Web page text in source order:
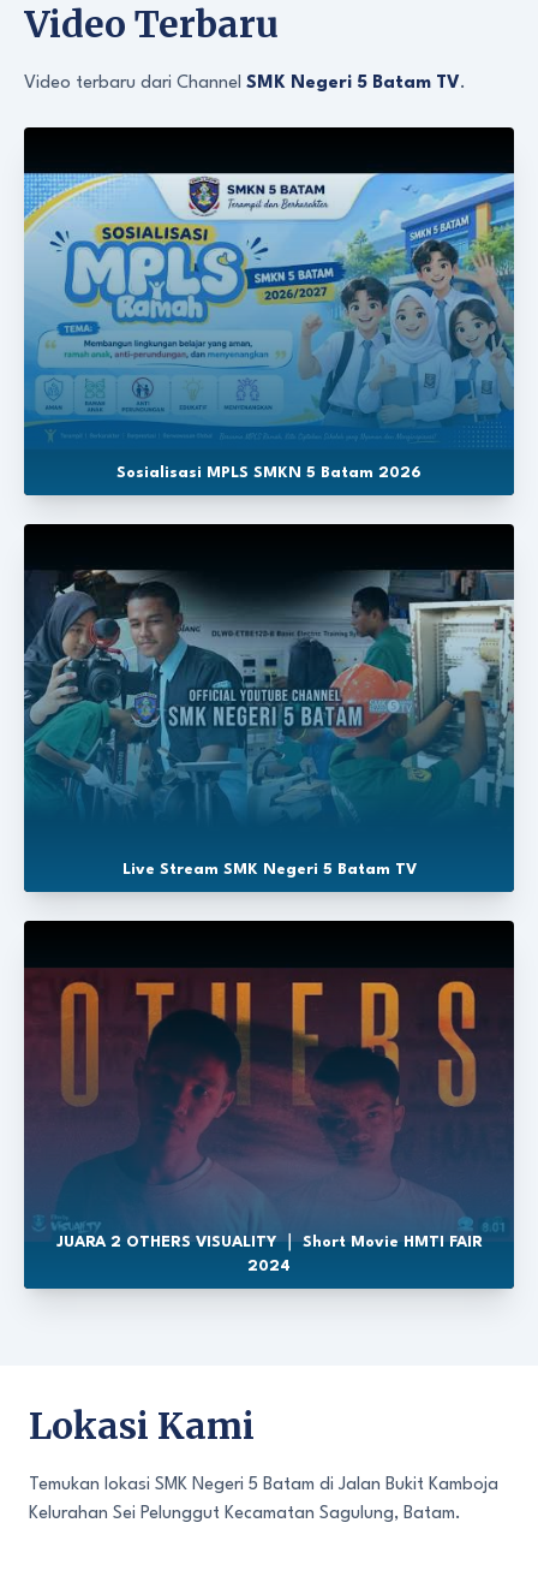
Video Terbaru
Video terbaru dari Channel SMK Negeri 5 Batam TV.
Sosialisasi MPLS SMKN 5 Batam 2026
Live Stream SMK Negeri 5 Batam TV
JUARA 2 OTHERS VISUALITY ｜ Short Movie HMTI FAIR
2024
Lokasi Kami
Temukan lokasi SMK Negeri 5 Batam di Jalan Bukit Kamboja
Kelurahan Sei Pelunggut Kecamatan Sagulung, Batam.